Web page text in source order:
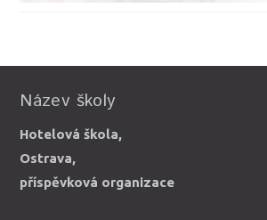
Název školy
Hotelová škola,
Ostrava,
příspěvková organizace